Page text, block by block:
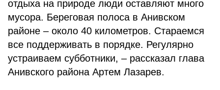
отдыха на природе люди оставляют много
мусора. Береговая полоса в Анивском
районе – около 40 километров. Стараемся
все поддерживать в порядке. Регулярно
устраиваем субботники, – рассказал глава
Анивского района Артем Лазарев.